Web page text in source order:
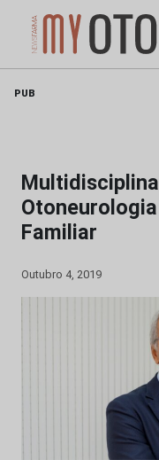
PUB
Familiar
Outubro 4, 2019